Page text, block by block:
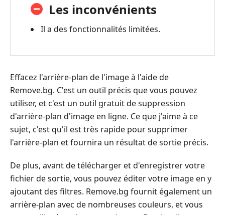
Les inconvénients
Il a des fonctionnalités limitées.
Effacez l'arrière-plan de l'image à l'aide de
Remove.bg. C'est un outil précis que vous pouvez
utiliser, et c'est un outil gratuit de suppression
d'arrière-plan d'image en ligne. Ce que j'aime à ce
sujet, c'est qu'il est très rapide pour supprimer
l'arrière-plan et fournira un résultat de sortie précis.
De plus, avant de télécharger et d'enregistrer votre
fichier de sortie, vous pouvez éditer votre image en y
ajoutant des filtres. Remove.bg fournit également un
arrière-plan avec de nombreuses couleurs, et vous